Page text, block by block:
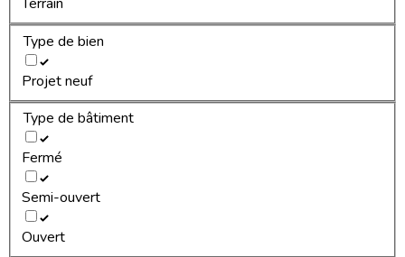
Type de bien
Projet neuf
Type de bâtiment
Fermé
Semi-ouvert
Ouvert